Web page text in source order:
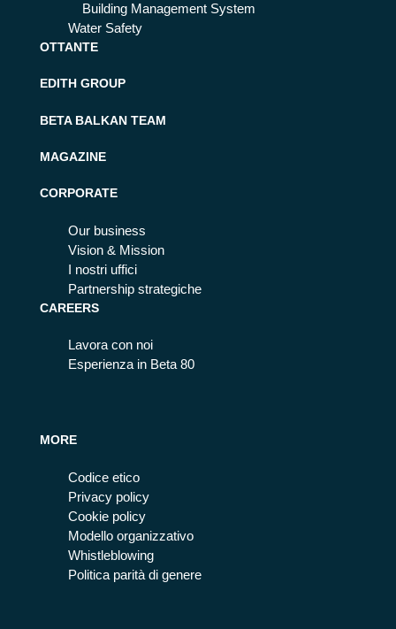
Building Management System
Water Safety
OTTANTE
EDITH GROUP
BETA BALKAN TEAM
MAGAZINE
CORPORATE
Our business
Vision & Mission
I nostri uffici
Partnership strategiche
CAREERS
Lavora con noi
Esperienza in Beta 80
MORE
Codice etico
Privacy policy
Cookie policy
Modello organizzativo
Whistleblowing
Politica parità di genere